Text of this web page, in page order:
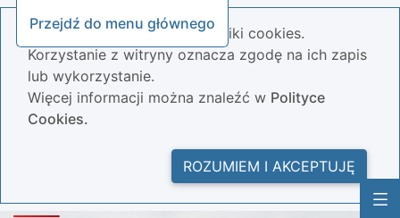
Przejdź do menu głównego
Nasza strona wykorzystuje pliki cookies.
Korzystanie z witryny oznacza zgodę na ich zapis
lub wykorzystanie.
Więcej informacji można znaleźć w Polityce
Cookies.
ROZUMIEM I AKCEPTUJĘ